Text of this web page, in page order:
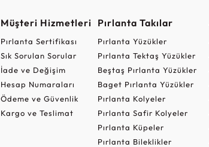
Müşteri Hizmetleri
Pırlanta Sertifikası
Sık Sorulan Sorular
İade ve Değişim
Hesap Numaraları
Ödeme ve Güvenlik
Kargo ve Teslimat
Pırlanta Takılar
Pırlanta Yüzükler
Pırlanta Tektaş Yüzükler
Beştaş Pırlanta Yüzükler
Baget Pırlanta Yüzükler
Pırlanta Kolyeler
Pırlanta Safir Kolyeler
Pırlanta Küpeler
Pırlanta Bileklikler